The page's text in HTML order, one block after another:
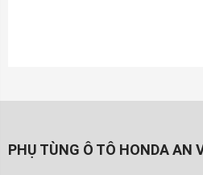
PHỤ TÙNG Ô TÔ HONDA AN